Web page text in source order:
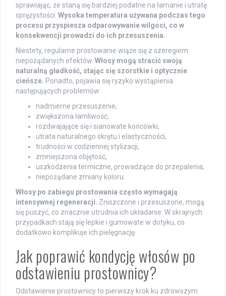
sprawiając, że staną się bardziej podatne na łamanie i utratę
sprężystości. Wysoka temperatura używana podczas tego
procesu przyspiesza odparowywanie wilgoci, co w
konsekwencji prowadzi do ich przesuszenia.
Niestety, regularne prostowanie wiąże się z szeregiem
niepożądanych efektów. Włosy mogą stracić swoją
naturalną gładkość, stając się szorstkie i optycznie
cieńsze. Ponadto, pojawia się ryzyko wystąpienia
następujących problemów:
nadmierne przesuszenie,
zwiększona łamliwość,
rozdwajające się i sianowate końcówki,
utrata naturalnego skrętu i elastyczności,
trudności w codziennej stylizacji,
zmniejszona objętość,
uszkodzenia termiczne, prowadzące do przepalenia,
niepożądane zmiany koloru.
Włosy po zabiegu prostowania często wymagają
intensywnej regeneracji. Zniszczone i przesuszone, mogą
się puszyć, co znacznie utrudnia ich układanie. W skrajnych
przypadkach stają się lepkie i gumowate w dotyku, co
dodatkowo komplikuje ich pielęgnację.
Jak poprawić kondycję włosów po
odstawieniu prostownicy?
Odstawienie prostownicy to pierwszy krok ku zdrowszym